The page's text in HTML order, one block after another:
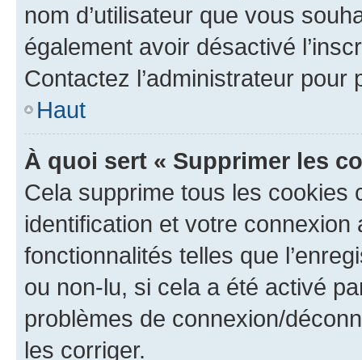
nom d’utilisateur que vous
également avoir désactivé
Contactez l’administrateur
Haut
À quoi sert « Supprimer les
Cela supprime tous les cookies
identification et votre
fonctionnalités telles que
ou non-lu, si cela a été activé
problèmes de connexion/
les corriger.